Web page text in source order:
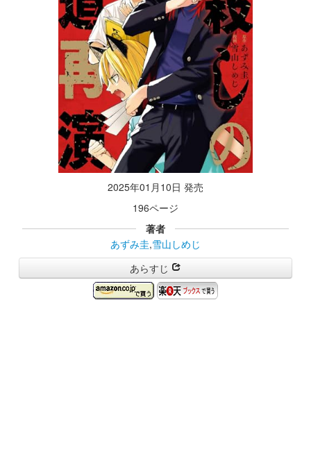
2025年01月10日 発売
196ページ
著者
あずみ圭,雪山しめじ
あらすじ